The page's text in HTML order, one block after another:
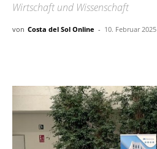
Wirtschaft und Wissenschaft
von Costa del Sol Online - 10. Februar 2025